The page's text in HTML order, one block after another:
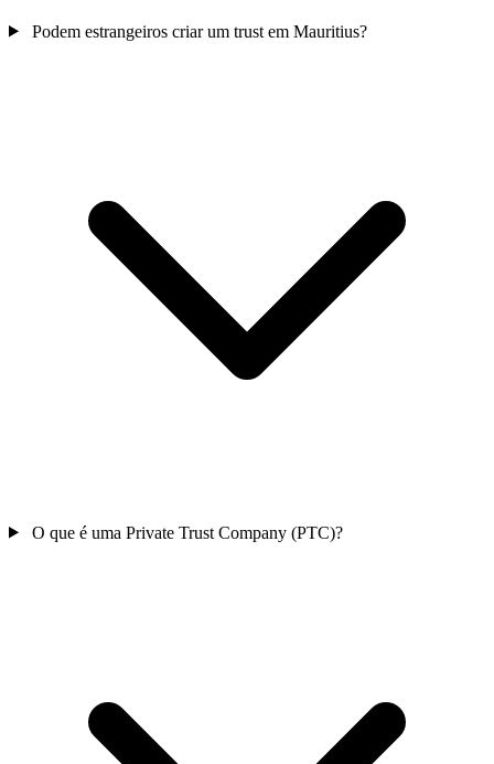
Podem estrangeiros criar um trust em Mauritius?
O que é uma Private Trust Company (PTC)?